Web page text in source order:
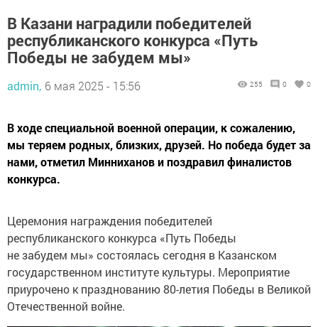
В Казани наградили победителей
республиканского конкурса «Путь
Победы не забудем мы»
admin, 6 мая 2025 - 15:56 255 0 0
В ходе специальной военной операции, к сожалению,
мы теряем родных, близких, друзей. Но победа будет за
нами, отметил Минниханов и поздравил финалистов
конкурса.
Церемония награждения победителей
республиканского конкурса «Путь Победы
не забудем мы» состоялась сегодня в Казанском
государственном институте культуры. Мероприятие
приурочено к празднованию 80-летия Победы в Великой
Отечественной войне.